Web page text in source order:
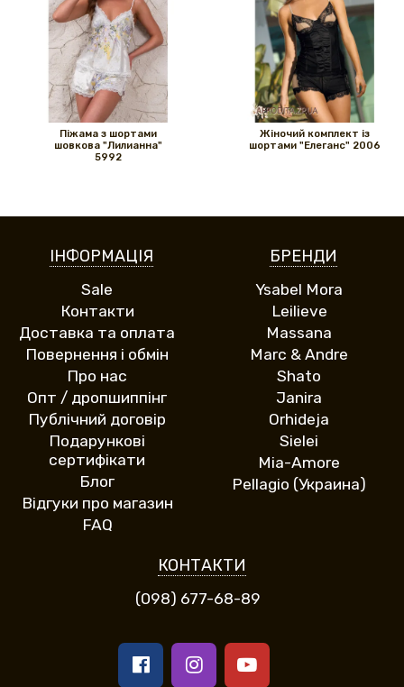
Піжама з шортами
шовкова "Лилианна"
5992
Жіночий комплект із
шортами "Елеганс" 2006
ІНФОРМАЦІЯ
Sale
Контакти
Доставка та оплата
Повернення і обмін
Про нас
Опт / дропшиппінг
Публічний договір
Подарункові
сертифікати
Блог
Відгуки про магазин
FAQ
БРЕНДИ
Ysabel Mora
Leilieve
Massana
Marc & Andre
Shato
Janira
Orhideja
Sielei
Mia-Amore
Pellagio (Украина)
КОНТАКТИ
(098) 677-68-89